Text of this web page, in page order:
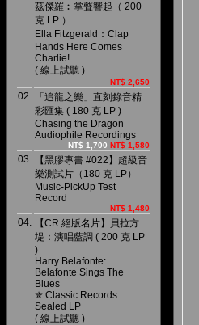
茲傑羅︰掌聲響起（ 200
克 LP ）
Ella Fitzgerald：Clap
Hands Here Comes
Charlie!
( 線上試聽 )
NT$ 2,650
02.
「追龍之樂」直刻錄音精
彩匯集 ( 180 克 LP )
Chasing the Dragon
Audiophile Recordings
NT$ 1,700NT$ 1,580
03.
【黑膠專書 #022】超級音
樂測試片（180 克 LP）
Music-PickUp Test
Record
NT$ 1,480
04.
【CR 絕版名片】貝拉方
堤：演唱藍調 ( 200 克 LP
)
Harry Belafonte:
Belafonte Sings The
Blues
✯ Classic Records
Sealed LP
( 線上試聽 )